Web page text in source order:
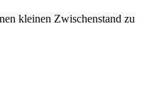
kleinen Zwischenstand zu